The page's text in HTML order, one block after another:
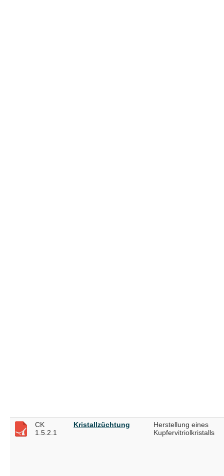
CK
1.5.2.1
Kristallzüchtung
Herstellung eines
Kupfervitriolkristalls